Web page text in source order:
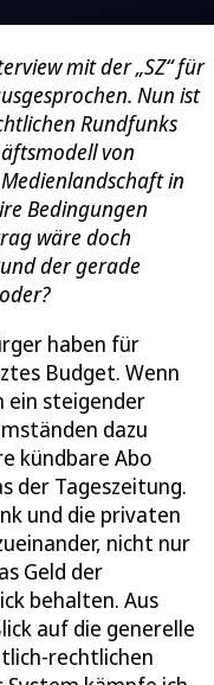
mit der „SZ“ für
Nun ist
Rundfunks
von
in
Bedingungen
wäre doch
der gerade
haben für
Budget. Wenn
ein steigender
dazu
kündbare Abo
der Tageszeitung.
und die privaten
nicht nur
Geld der
behalten. Aus
auf die generelle
rechtlichen